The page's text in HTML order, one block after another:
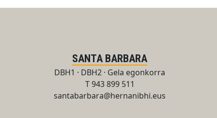
SANTA BARBARA
DBH1 · DBH2 · Gela egonkorra
T 943 899 511
santabarbara@hernanibhi.eus